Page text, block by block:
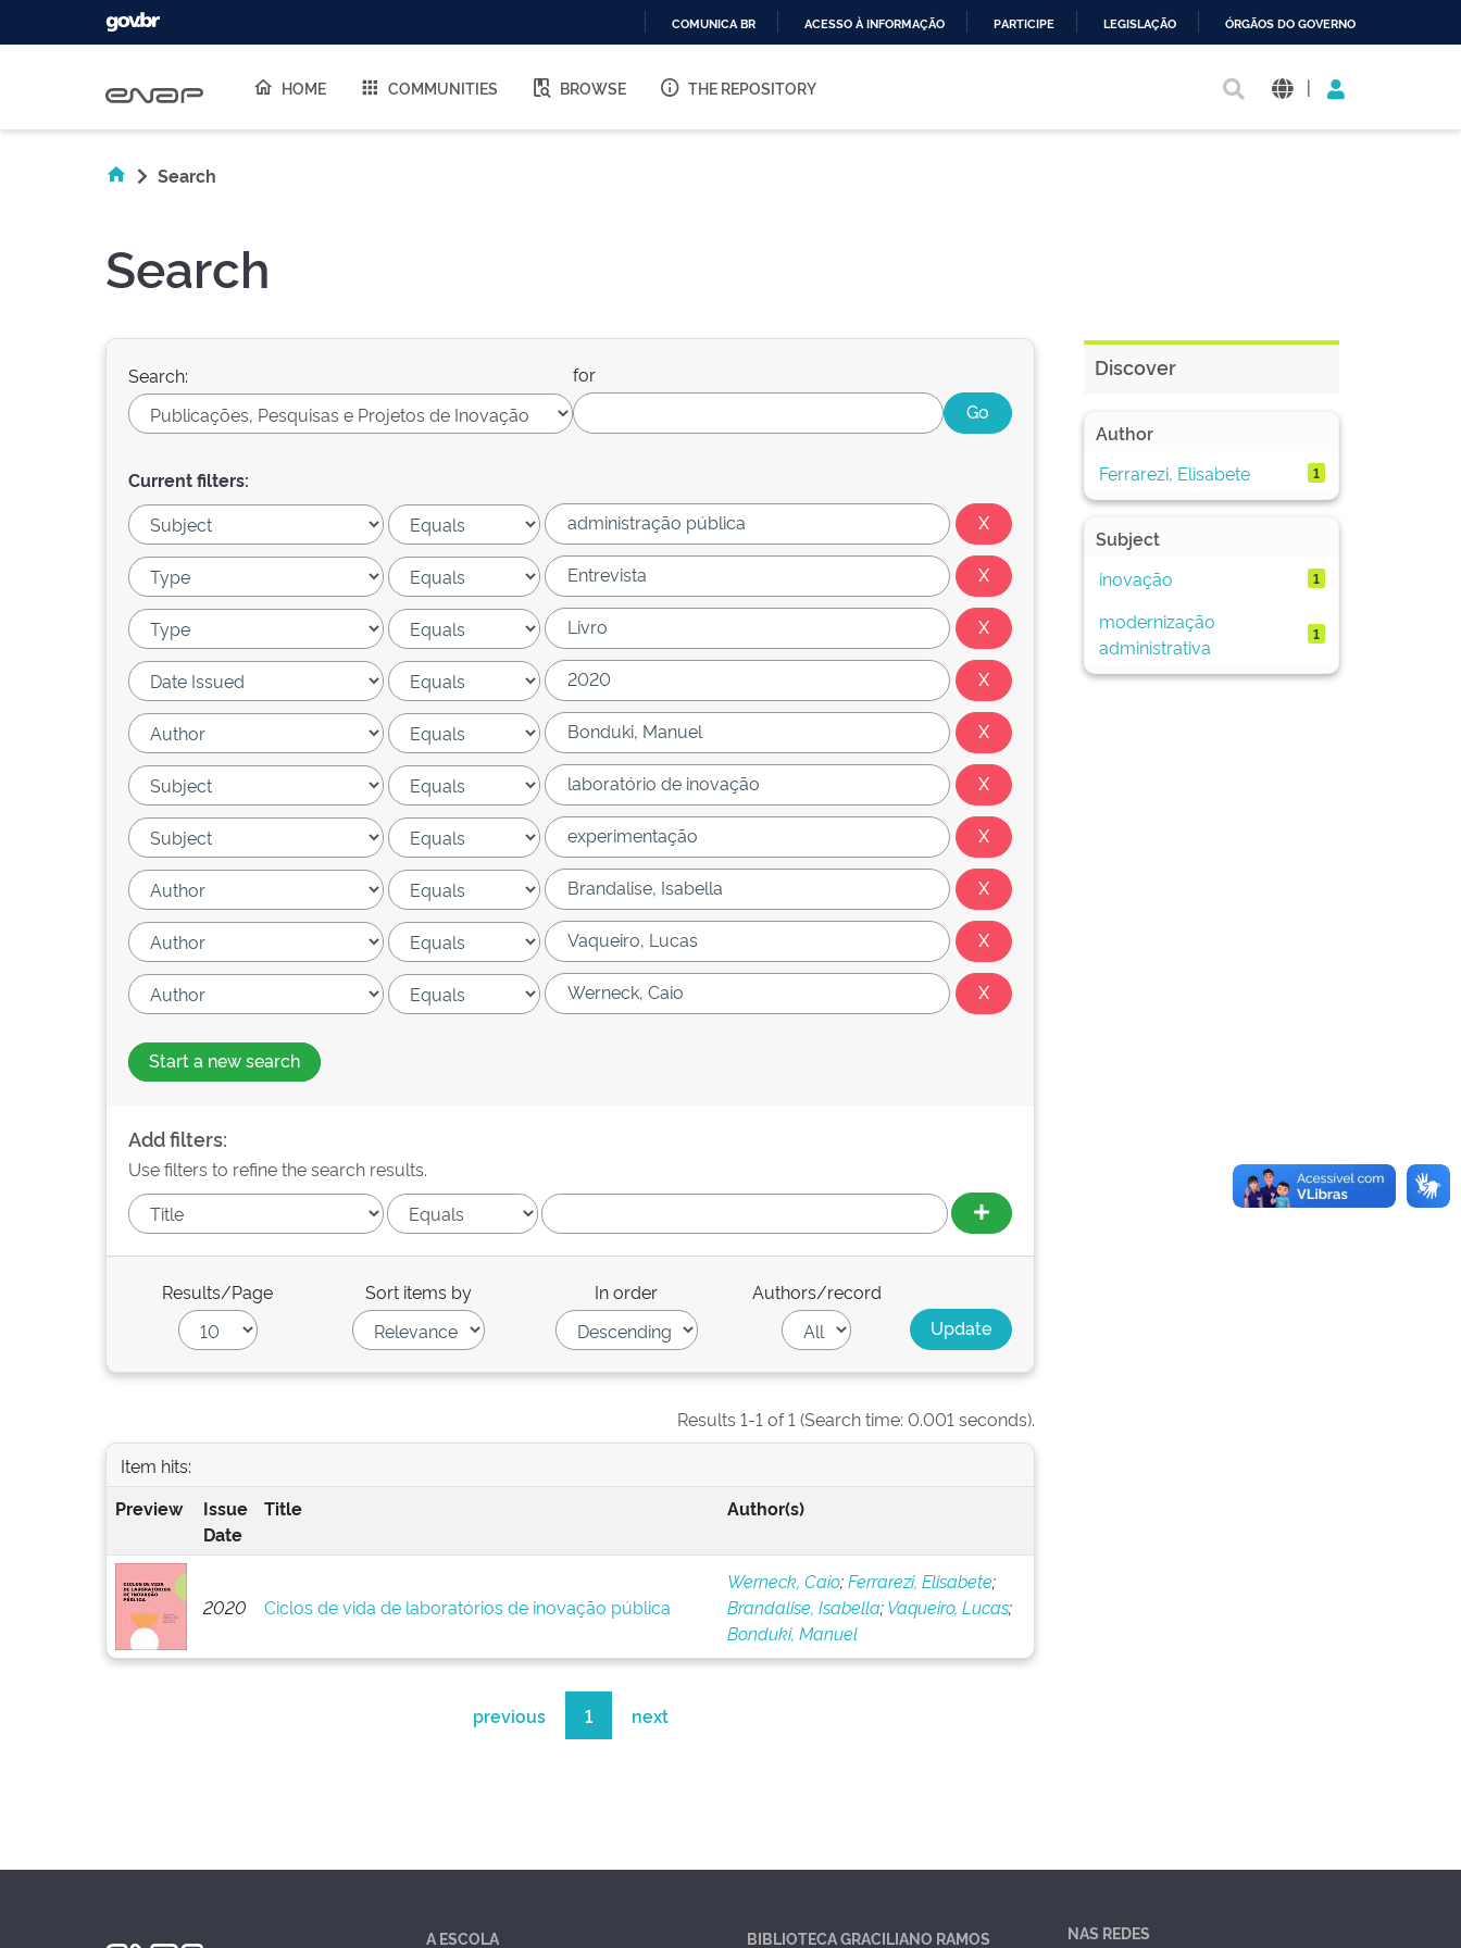
O
COMUNICA BR ACESSO À INFORMAÇÃO PARTICIPE LEGISLAÇÃO ÓRGÃOS DO GOVERNO
HOME COMMUNITIES BROWSE THE REPOSITORY |
Search
Search
Search: for
Current filters:
Start a new search
Add filters:
Use filters to refine the search results.
Results/Page Sort items by In order Authors/record
Results 1-1 of 1 (Search time: 0.001 seconds).
Item hits:
Preview
Issue
Date
Title Author(s)
2020 Ciclos de vida de laboratórios de inovação pública
Werneck, Caio;Ferrarezi, Elisabete;
Brandalise, Isabella;Vaqueiro, Lucas;
Bonduki, Manuel
previous 1 next
Discover
Author
Ferrarezi, Elisabete
1
Subject
inovação
1
modernização
administrativa
1
A ESCOLA BIBLIOTECA GRACILIANO RAMOS NAS REDES